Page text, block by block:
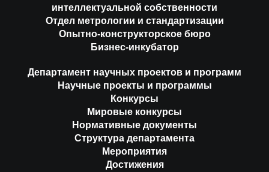
интеллектуальной собственности
Отдел метрологии и стандартизации
Опытно-конструкторское бюро
Бизнес-инкубатор
Департамент научных проектов и программ
Научные проекты и программы
Конкурсы
Мировые конкурсы
Нормативные документы
Структура департамента
Мероприятия
Достижения